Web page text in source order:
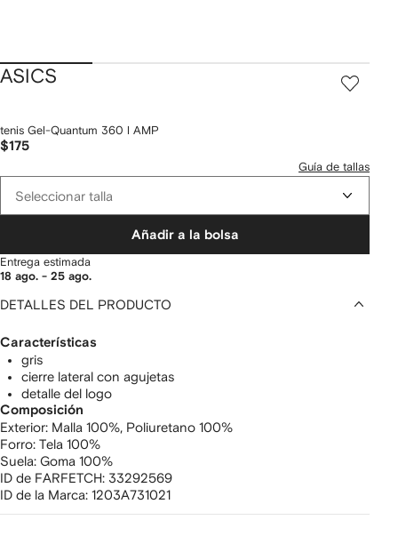
ASICS
tenis Gel-Quantum 360 l AMP
$175
Guía de tallas
Seleccionar talla
Añadir a la bolsa
Entrega estimada
18 ago. - 25 ago.
DETALLES DEL PRODUCTO
Características
gris
cierre lateral con agujetas
detalle del logo
Composición
Exterior: Malla 100%, Poliuretano 100%
Forro: Tela 100%
Suela: Goma 100%
ID de FARFETCH: 33292569
ID de la Marca: 1203A731021